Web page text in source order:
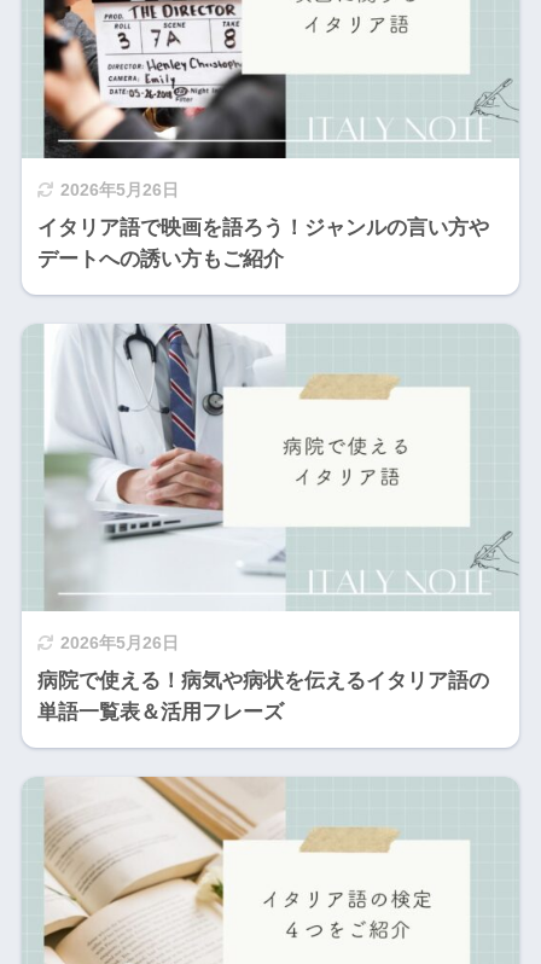
2026年5月26日
イタリア語で映画を語ろう！ジャンルの言い方や
デートへの誘い方もご紹介
2026年5月26日
病院で使える！病気や病状を伝えるイタリア語の
単語一覧表＆活用フレーズ